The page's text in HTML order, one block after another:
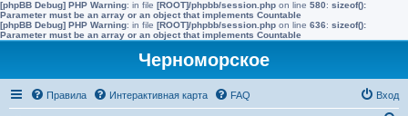
[phpBB Debug] PHP Warning: in file [ROOT]/phpbb/session.php on line 580: sizeof():
Parameter must be an array or an object that implements Countable
[phpBB Debug] PHP Warning: in file [ROOT]/phpbb/session.php on line 636: sizeof():
Parameter must be an array or an object that implements Countable
Черноморское
Правила Интерактивная карта FAQ Вход